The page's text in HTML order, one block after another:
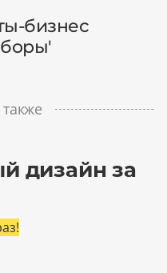
бизнес
дизайн за